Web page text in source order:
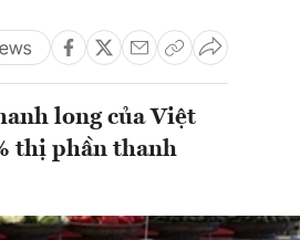
long của Việt
thị phần thanh